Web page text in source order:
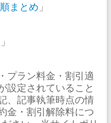
まとめ 」
」
プラン料金・割引適
設定されていること
、記事執筆時点の情
金・割引解除料につ